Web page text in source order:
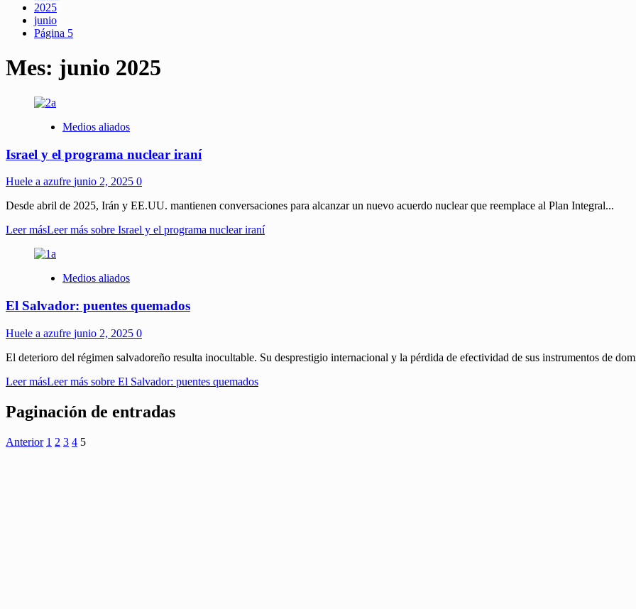
2025
junio
Página 5
Mes: junio 2025
Medios aliados
Israel y el programa nuclear iraní
Huele a azufre junio 2, 2025 0
Desde abril de 2025, Irán y EE.UU. mantienen conversaciones para alcanzar un nuevo acuerdo nuclear que reemplace al Plan Integral...
Leer másLeer más sobre Israel y el programa nuclear iraní
Medios aliados
El Salvador: puentes quemados
Huele a azufre junio 2, 2025 0
El deterioro del régimen salvadoreño resulta inocultable. Su desprestigio internacional y la pérdida de efectividad de sus instrumentos de
Leer másLeer más sobre El Salvador: puentes quemados
Paginación de entradas
Anterior 1 2 3 4 5